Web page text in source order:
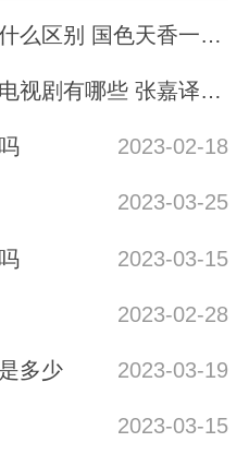
色天香一二三期区别是什么
2023-05-12
嘉译与闫妮合演的电视剧有哪些
2023-02-18
2023-03-25
2023-03-15
2023-02-28
多少 2023-03-19
2023-03-15